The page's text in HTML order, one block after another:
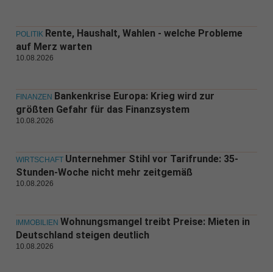
POLITIK Rente, Haushalt, Wahlen - welche Probleme
auf Merz warten
10.08.2026
FINANZEN Bankenkrise Europa: Krieg wird zur
größten Gefahr für das Finanzsystem
10.08.2026
WIRTSCHAFT Unternehmer Stihl vor Tarifrunde: 35-
Stunden-Woche nicht mehr zeitgemäß
10.08.2026
IMMOBILIEN Wohnungsmangel treibt Preise: Mieten in
Deutschland steigen deutlich
10.08.2026